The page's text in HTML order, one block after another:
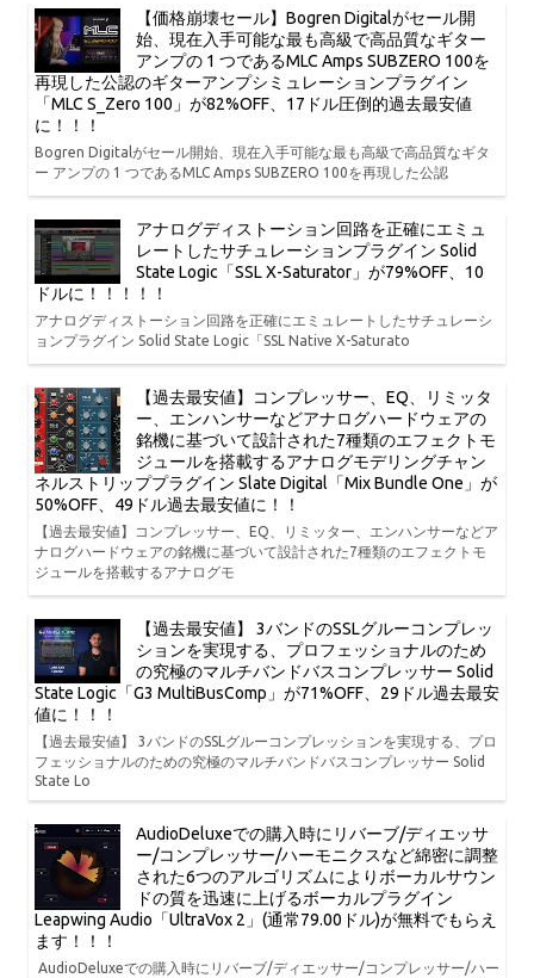
【価格崩壊セール】Bogren Digitalがセール開
始、現在入手可能な最も高級で高品質なギター
アンプの 1 つであるMLC Amps SUBZERO 100を
再現した公認のギターアンプシミュレーションプラグイン
「MLC S_Zero 100」が82%OFF、17ドル圧倒的過去最安値
に！！！
Bogren Digitalがセール開始、現在入手可能な最も高級で高品質なギタ
ー アンプの 1 つであるMLC Amps SUBZERO 100を再現した公認
アナログディストーション回路を正確にエミュ
レートしたサチュレーションプラグイン Solid
State Logic「SSL X-Saturator」が79%OFF、10
ドルに！！！！！
アナログディストーション回路を正確にエミュレートしたサチュレーシ
ョンプラグイン Solid State Logic「SSL Native X-Saturato
【過去最安値】コンプレッサー、EQ、リミッタ
ー、エンハンサーなどアナログハードウェアの
銘機に基づいて設計された7種類のエフェクトモ
ジュールを搭載するアナログモデリングチャン
ネルストリッププラグイン Slate Digital「Mix Bundle One」が
50%OFF、49ドル過去最安値に！！
【過去最安値】コンプレッサー、EQ、リミッター、エンハンサーなどア
ナログハードウェアの銘機に基づいて設計された7種類のエフェクトモ
ジュールを搭載するアナログモ
【過去最安値】 3バンドのSSLグルーコンプレッ
ションを実現する、プロフェッショナルのため
の究極のマルチバンドバスコンプレッサー Solid
State Logic「G3 MultiBusComp」が71%OFF、29ドル過去最安
値に！！！
【過去最安値】 3バンドのSSLグルーコンプレッションを実現する、プロ
フェッショナルのための究極のマルチバンドバスコンプレッサー Solid
State Lo
AudioDeluxeでの購入時にリバーブ/ディエッサ
ー/コンプレッサー/ハーモニクスなど綿密に調整
された6つのアルゴリズムによりボーカルサウン
ドの質を迅速に上げるボーカルプラグイン
Leapwing Audio「UltraVox 2」(通常79.00ドル)が無料でもらえ
ます！！！
AudioDeluxeでの購入時にリバーブ/ディエッサー/コンプレッサー/ハー